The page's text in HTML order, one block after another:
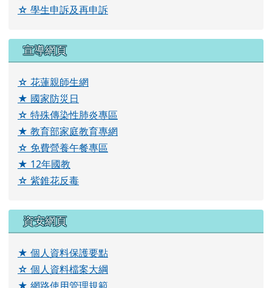
link to https://drive.google.com/drive/folders/
☆ 學生申訴及再申訴link to https://drive.google.com/
宣導網頁
☆ 花蓮親師生網
★ 國家防災日
☆ 特殊傳染性肺炎專區
★ 教育部家庭教育專網
☆ 免費營養午餐專區
★ 12年國教
☆ 紫錐花反毒
資安網頁
★ 個人資料保護要點
☆ 個人資料檔案大綱